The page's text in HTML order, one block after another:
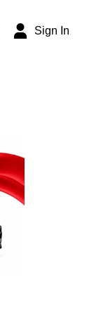
Sign In